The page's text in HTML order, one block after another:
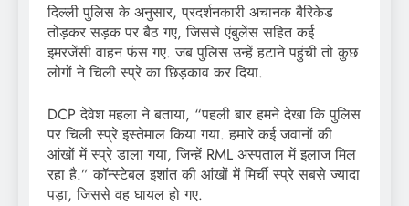
दिल्ली पुलिस के अनुसार, प्रदर्शनकारी अचानक बैरिकेड
तोड़कर सड़क पर बैठ गए, जिससे एंबुलेंस सहित कई
इमरजेंसी वाहन फंस गए. जब पुलिस उन्हें हटाने पहुंची तो कुछ
लोगों ने चिली स्प्रे का छिड़काव कर दिया.
DCP देवेश महला ने बताया, “पहली बार हमने देखा कि पुलिस
पर चिली स्प्रे इस्तेमाल किया गया. हमारे कई जवानों की
आंखों में स्प्रे डाला गया, जिन्हें RML अस्पताल में इलाज मिल
रहा है.” कॉन्स्टेबल इशांत की आंखों में मिर्ची स्प्रे सबसे ज्यादा
पड़ा, जिससे वह घायल हो गए.